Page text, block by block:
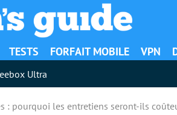
TESTS FORFAIT MOBILE VPN
Ultra
: pourquoi les entretiens seront-ils